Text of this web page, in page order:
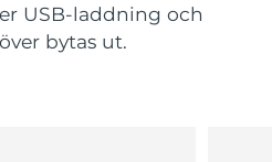
USB-laddning och
bytas ut.